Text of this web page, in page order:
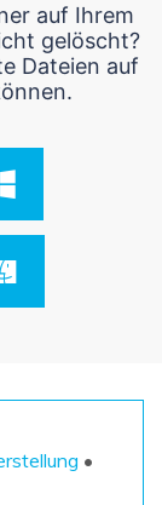
Neu
In
auf Ihrem
gelöscht?
Dateien auf
•